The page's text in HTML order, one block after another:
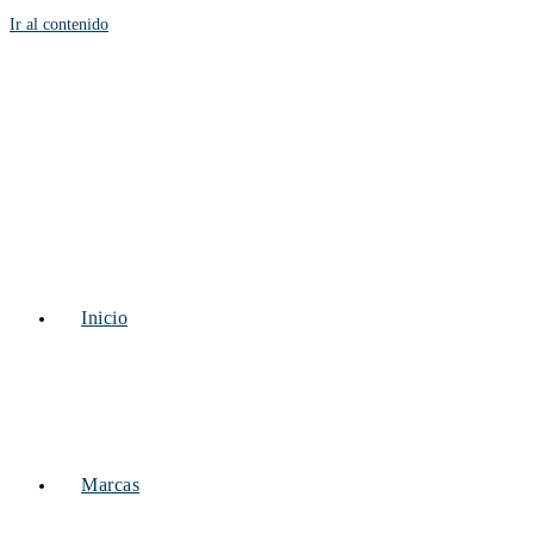
Ir al contenido
Inicio
Marcas